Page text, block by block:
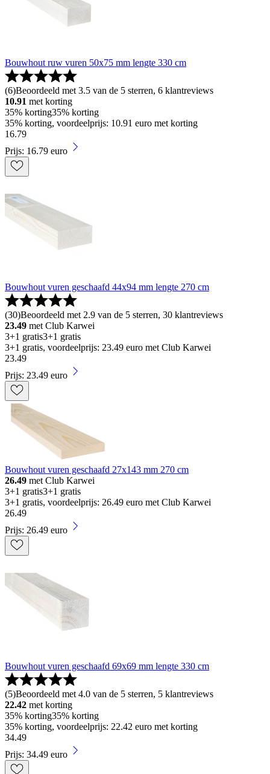
Bouwhout ruw vuren 50x75 mm lengte 330 cm
(6)Beoordeeld met 3.5 van de 5 sterren, 6 klantreviews
10.91 met korting
35% korting35% korting
35% korting, voordeelprijs: 10.91 euro met korting
16.79
Prijs: 16.79 euro
Bouwhout vuren geschaafd 44x94 mm lengte 270 cm
(30)Beoordeeld met 2.9 van de 5 sterren, 30 klantreviews
23.49 met Club Karwei
3+1 gratis3+1 gratis
3+1 gratis, voordeelprijs: 23.49 euro met Club Karwei
23.49
Prijs: 23.49 euro
Bouwhout vuren geschaafd 27x143 mm 270 cm
26.49 met Club Karwei
3+1 gratis3+1 gratis
3+1 gratis, voordeelprijs: 26.49 euro met Club Karwei
26.49
Prijs: 26.49 euro
Bouwhout vuren geschaafd 69x69 mm lengte 330 cm
(5)Beoordeeld met 4.0 van de 5 sterren, 5 klantreviews
22.42 met korting
35% korting35% korting
35% korting, voordeelprijs: 22.42 euro met korting
34.49
Prijs: 34.49 euro